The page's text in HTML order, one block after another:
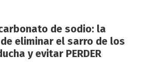
de sodio: la
de eliminar el sarro de los
y evitar PERDER